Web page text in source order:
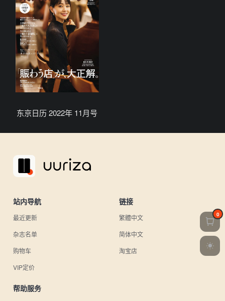
东京日历 2022年 11月号
站内导航
最近更新
杂志名单
购物车
VIP定价
链接
繁體中文
简体中文
淘宝店
帮助服务
0